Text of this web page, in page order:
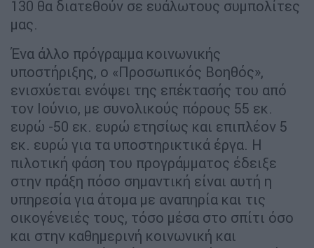
130 θα διατεθούν σε ευάλωτους συμπολίτες
μας.
Ένα άλλο πρόγραμμα κοινωνικής
υποστήριξης, ο «Προσωπικός Βοηθός»,
ενισχύεται ενόψει της επέκτασής του από
τον Ιούνιο, με συνολικούς πόρους 55 εκ.
ευρώ -50 εκ. ευρώ ετησίως και επιπλέον 5
εκ. ευρώ για τα υποστηρικτικά έργα. Η
πιλοτική φάση του προγράμματος έδειξε
στην πράξη πόσο σημαντική είναι αυτή η
υπηρεσία για άτομα με αναπηρία και τις
οικογένειές τους, τόσο μέσα στο σπίτι όσο
και στην καθημερινή κοινωνική και